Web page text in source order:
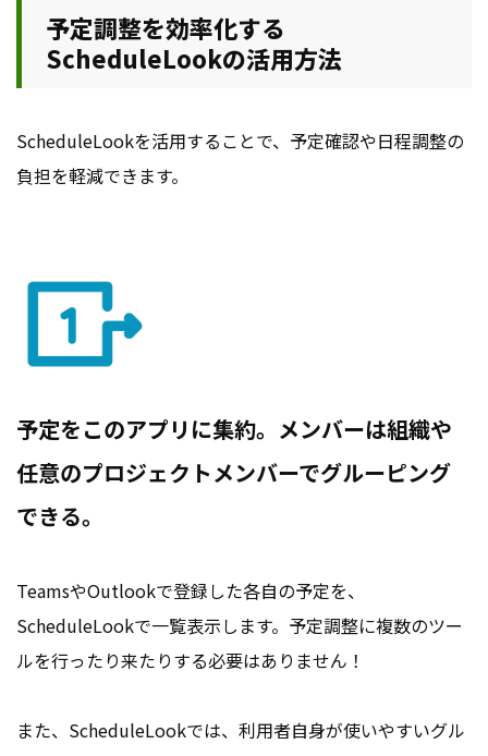
予定調整を効率化する
ScheduleLookの活用方法
ScheduleLookを活用することで、予定確認や日程調整の
負担を軽減できます。
予定をこのアプリに集約。メンバーは組織や
任意のプロジェクトメンバーでグルーピング
できる。
TeamsやOutlookで登録した各自の予定を、
ScheduleLookで一覧表示します。予定調整に複数のツー
ルを行ったり来たりする必要はありません！
また、ScheduleLookでは、利用者自身が使いやすいグル